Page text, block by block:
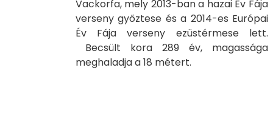
Vackorfa, mely 2013-ban a hazai Év Fája
verseny győztese és a 2014-es Európai
Év Fája verseny ezüstérmese lett.
Becsült kora 289 év, magassága
meghaladja a 18 métert.